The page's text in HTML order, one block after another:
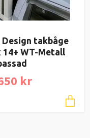
Design takbåge
14+ WT-Metall
kr